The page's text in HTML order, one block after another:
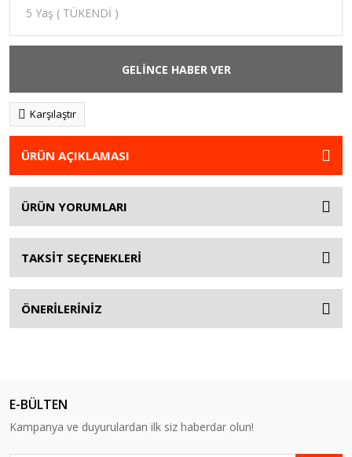
GELİNCE HABER VER
Karşılaştır
ÜRÜN AÇIKLAMASI
ÜRÜN YORUMLARI
TAKSİT SEÇENEKLERİ
ÖNERİLERİNİZ
E-BÜLTEN
Kampanya ve duyurulardan ilk siz haberdar olun!